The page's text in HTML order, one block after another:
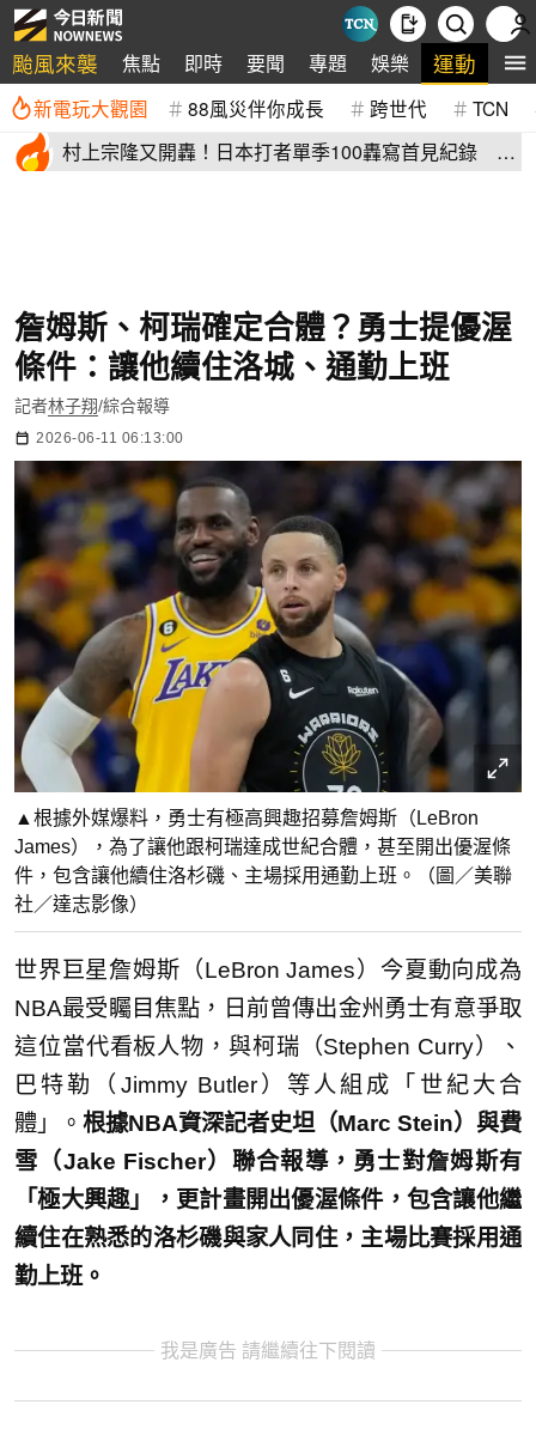
颱風來襲 焦點 即時 要聞 專題 娛樂 運動 全
新電玩大觀園 88風災伴你成長 跨世代 TCN
村上宗隆又開轟！日本打者單季100轟寫首見紀錄 這
詹姆斯、柯瑞確定合體？勇士提優渥
條件：讓他續住洛城、通勤上班
記者林子翔/綜合報導
2026-06-11 06:13:00
▲根據外媒爆料，勇士有極高興趣招募詹姆斯（LeBron
James），為了讓他跟柯瑞達成世紀合體，甚至開出優渥條
件，包含讓他續住洛杉磯、主場採用通勤上班。（圖／美聯
社／達志影像）
世界巨星詹姆斯（LeBron James）今夏動向成為
NBA最受矚目焦點，日前曾傳出金州勇士有意爭取
這位當代看板人物，與柯瑞（Stephen Curry）、
巴特勒（Jimmy Butler）等人組成「世紀大合
體」。 根據NBA資深記者史坦（Marc Stein）與費
雪（Jake Fischer）聯合報導，勇士對詹姆斯有
「極大興趣」，更計畫開出優渥條件，包含讓他繼
續住在熟悉的洛杉磯與家人同住，主場比賽採用通
勤上班。
我是廣告 請繼續往下閱讀